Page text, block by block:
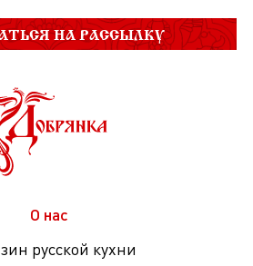
НА РАССЫЛКУ
О нас
русской кухни